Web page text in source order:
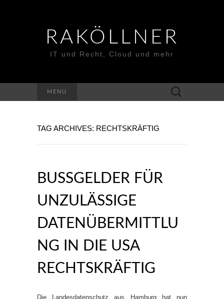
RAKÖLLNER
IT und Recht, Cloud und mehr
MENU
Suchen
nach:
TAG ARCHIVES: RECHTSKRÄFTIG
BUSSGELDER FÜR U
NZULÄSSIGE D
ATENÜBERMITTLUN
G IN DIE USA R
ECHTSKRÄFTIG
Die Landesdatenschutz aus Hamburg hat nun